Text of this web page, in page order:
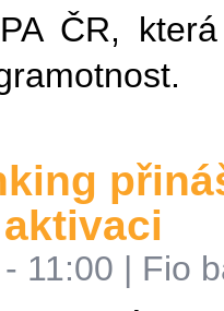
ČR,
11:00 | Fio